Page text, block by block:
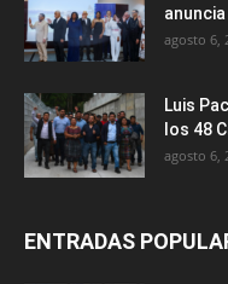
agosto 6,
Luis
los 48
agosto 6,
ENTRADAS